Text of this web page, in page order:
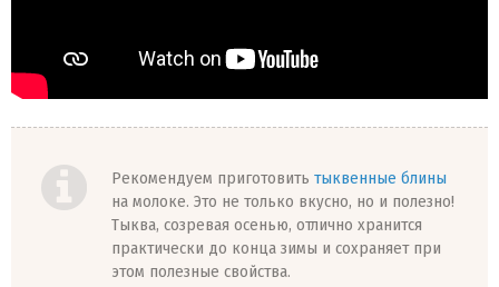
Рекомендуем приготовить тыквенные блины
на молоке. Это не только вкусно, но и полезно!
Тыква, созревая осенью, отлично хранится
практически до конца зимы и сохраняет при
этом полезные свойства.